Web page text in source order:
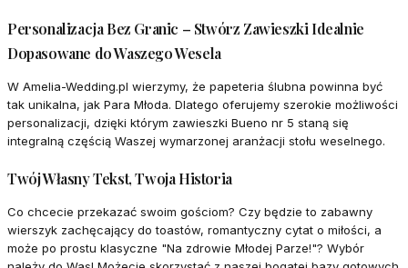
Personalizacja Bez Granic – Stwórz Zawieszki Idealnie
Dopasowane do Waszego Wesela
W Amelia-Wedding.pl wierzymy, że papeteria ślubna powinna być
tak unikalna, jak Para Młoda. Dlatego oferujemy szerokie możliwości
personalizacji, dzięki którym zawieszki Bueno nr 5 staną się
integralną częścią Waszej wymarzonej aranżacji stołu weselnego.
Twój Własny Tekst, Twoja Historia
Co chcecie przekazać swoim gościom? Czy będzie to zabawny
wierszyk zachęcający do toastów, romantyczny cytat o miłości, a
może po prostu klasyczne "Na zdrowie Młodej Parze!"? Wybór